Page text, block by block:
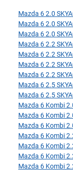
Mazda 6 2.0
Mazda 6 2.0
Mazda 6 2.0
Mazda 6 2.2
Mazda 6 2.2
Mazda 6 2.2
Mazda 6 2.2
Mazda 6 2.5
Mazda 6 2.5
Mazda 6 Kombi
Mazda 6 Kombi
Mazda 6 Kombi
Mazda 6 Kombi
Mazda 6 Kombi
Mazda 6 Kombi
Mazda 6 Kombi